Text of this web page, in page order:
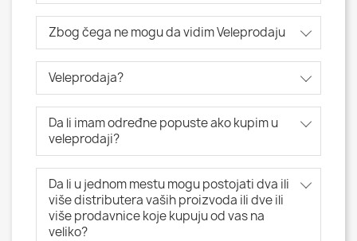
Zbog čega ne mogu da vidim Veleprodaju
Veleprodaja?
Da li imam određne popuste ako kupim u
veleprodaji?
Da li u jednom mestu mogu postojati dva ili
više distributera vaših proizvoda ili dve ili
više prodavnice koje kupuju od vas na
veliko?